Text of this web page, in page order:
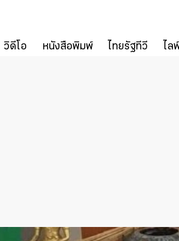
วิดีโอ หนังสือพิมพ์ ไทยรัฐทีวี ไล